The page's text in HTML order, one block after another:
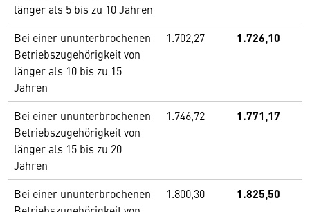
länger als 5 bis zu 10 Jahren
Bei einer ununterbrochenen
Betriebszugehörigkeit von
länger als 10 bis zu 15
Jahren
1.702,27 1.726,10
Bei einer ununterbrochenen
Betriebszugehörigkeit von
länger als 15 bis zu 20
Jahren
1.746,72 1.771,17
Bei einer ununterbrochenen
1.800,30 1.825,50